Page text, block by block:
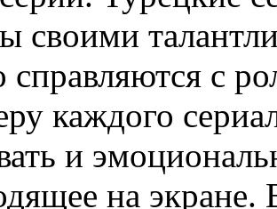
своими
справляются с
каждого
и
на